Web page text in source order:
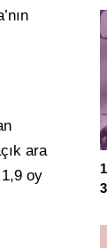
ara
oy